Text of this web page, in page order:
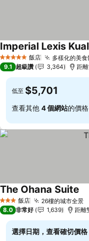
5 星級 飯店 多樣化的美食
Imperial Lexis
9.1 超級讚 3,364 距
低至 $5,701
查看其他 4 個網站的價格
3 星級 飯店 26樓的城市全景
The Ohana Suite
8.0 非常好 1,639 距離
選擇日期，查看確切價格